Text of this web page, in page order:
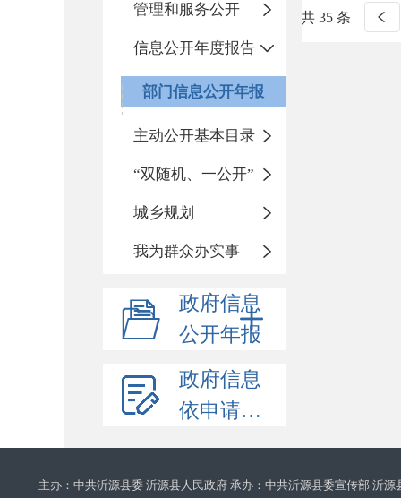
管理和服务公开
信息公开年度报告
部门信息公开年报
主动公开基本目录
“双随机、一公开”
城乡规划
我为群众办实事
政府信息
公开年报
政府信息
依申请公开
共 35 条
主办：中共沂源县委 沂源县人民政府 承办：中共沂源县委宣传部 沂